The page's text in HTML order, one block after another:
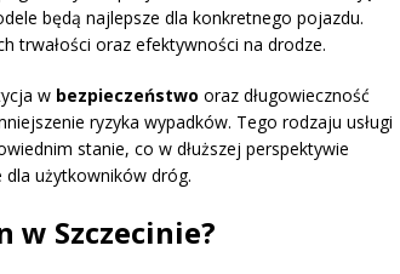
będą najlepsze dla konkretnego pojazdu.
trwałości oraz efektywności na drodze.
w bezpieczeństwo oraz długowieczność
ryzyka wypadków. Tego rodzaju usługi
stanie, co w dłuższej perspektywie
użytkowników dróg.
w Szczecinie?